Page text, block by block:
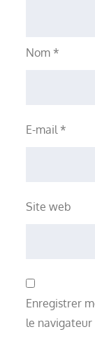
Nom *
E-mail *
Site web
Enregistrer
le navigateur